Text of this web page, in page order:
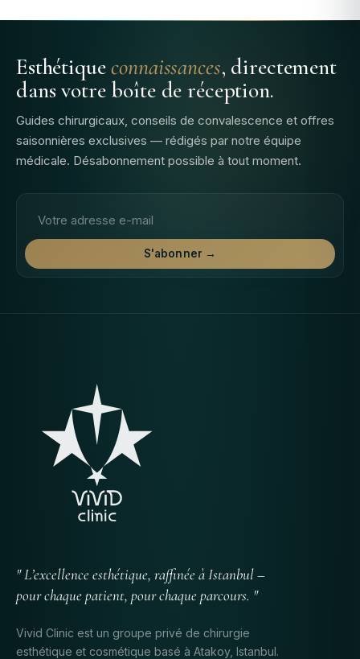
Esthétiqueconnaissances, directement
dans votre boîte de réception.
Guides chirurgicaux, conseils de convalescence et offres
saisonnières exclusives — rédigés par notre équipe
médicale. Désabonnement possible à tout moment.
S'abonner →
" L’excellence esthétique, raffinée à Istanbul –
pour chaque patient, pour chaque parcours. "
Vivid Clinic est un groupe privé de chirurgie
esthétique et cosmétique basé à Atakoy, Istanbul.